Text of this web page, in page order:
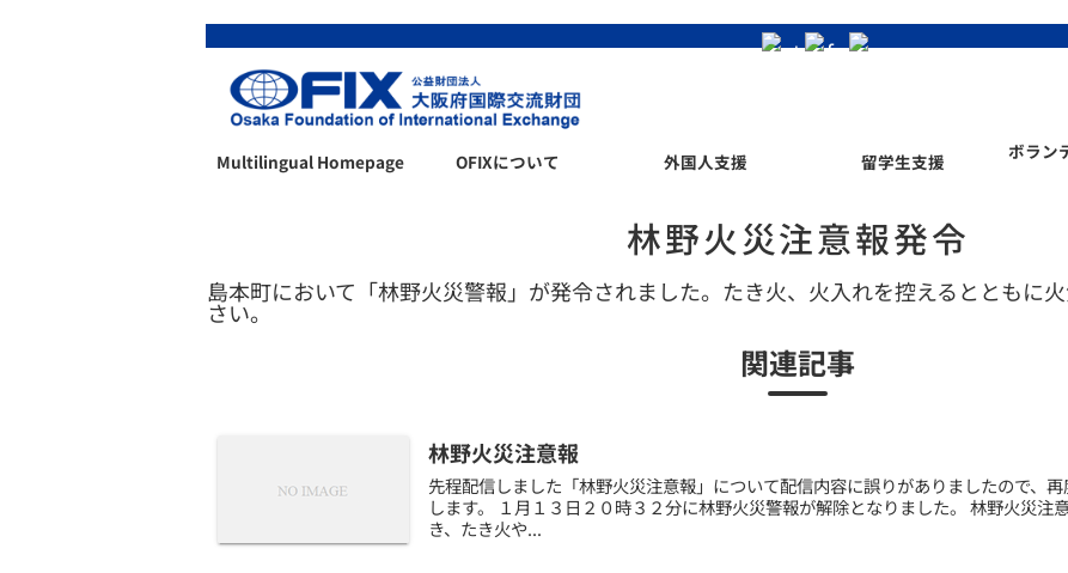
Multilingual Homepage OFIXについて 外国人支援 留学生支援
ボラン
林野火災注意報発令
島本町において「林野火災警報」が発令されました。たき火、火入れを控えるとともに
さい。
関連記事
林野火災注意報
先程配信しました「林野火災注意報」について配信内容に誤りがありましたので、
します。 １月１３日２０時３２分に林野火災警報が解除となりました。 林野火災注
き、たき火や...